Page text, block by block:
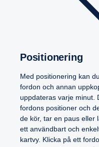
Positio­ne­ring
Med positionering kan
fordon och annan
uppdateras varje minut.
fordons positioner och
de kör, tar en paus eller
ett användbart och
kartvy. Klicka på ett